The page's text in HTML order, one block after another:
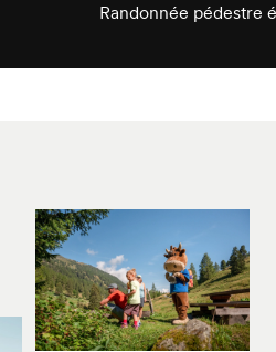
Randonnée pédestre